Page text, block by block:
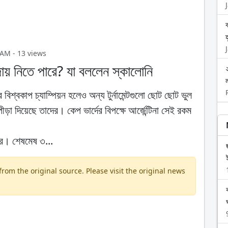
- 13 views
নিতে পারে? যা বললেন স্কালোনি
চ্যাম্পিয়ন হলেও অন্য টুর্নামেন্টগুলো ছোট ছোট ভুল
দিয়েছে তাদের। কেপ ভার্দের বিপক্ষে আর্জেন্টিনা সেই রকম
শেষমেষ ৩...
the original source. Please visit the original news